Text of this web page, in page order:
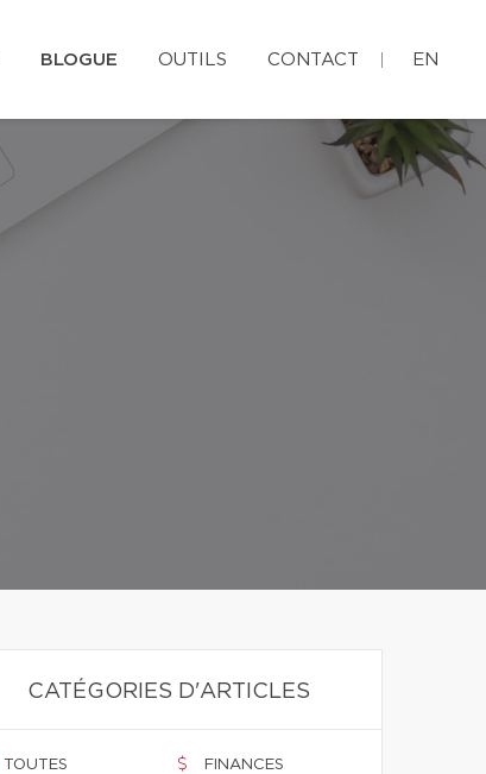
BLOGUE OUTILS CONTACT EN
CATÉGORIES D'ARTICLES
TOUTES FINANCES